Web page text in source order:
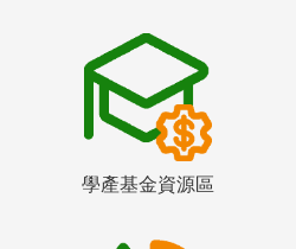
學產基金資源區